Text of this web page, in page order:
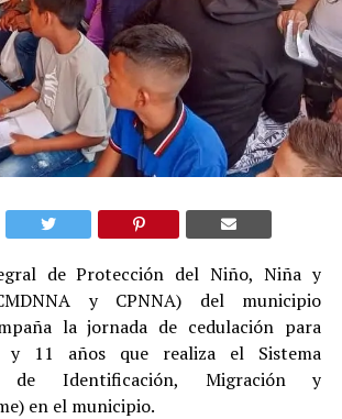
de Protección del Niño, Niña y
y CPNNA) del municipio
la jornada de cedulación para
11 años que realiza el Sistema
de Identificación, Migración y
en el municipio.